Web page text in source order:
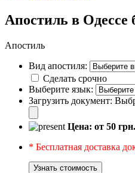
Апостиль в Одессе
Апостиль
Вид апостиля:
Сделать срочно
Выберите язык:
Загрузить документ:
Цена: от 50 грн.
* Бесплатная доставка
Узнать стоимость